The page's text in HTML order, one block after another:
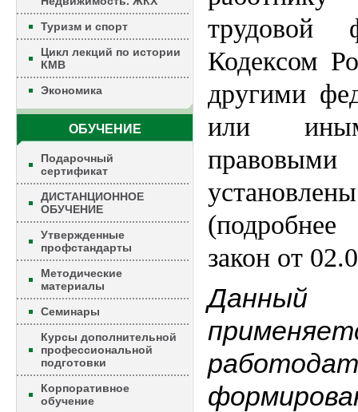
Туризм и спорт
Цикл лекций по истории
КМВ
Экономика
ОБУЧЕНИЕ
Подарочный
сертификат
ДИСТАНЦИОННОЕ
ОБУЧЕНИЕ
Утвержденные
профстандарты
Методические
материалы
Семинары
Курсы дополнительной
профессиональной
подготовки
Корпоративное
обучение
трудовой
Кодексом
другими
или
закон от